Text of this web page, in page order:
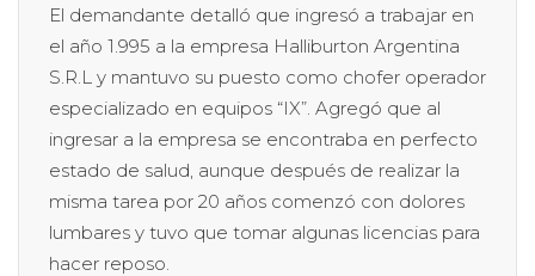
El demandante detalló que ingresó a trabajar en
el año 1.995 a la empresa Halliburton Argentina
S.R.L y mantuvo su puesto como chofer operador
especializado en equipos “IX”. Agregó que al
ingresar a la empresa se encontraba en perfecto
estado de salud, aunque después de realizar la
misma tarea por 20 años comenzó con dolores
lumbares y tuvo que tomar algunas licencias para
hacer reposo.